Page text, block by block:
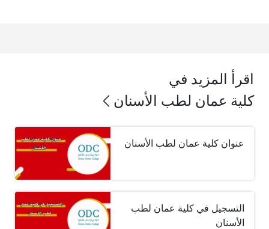
اقرأ المزيد في
كلية عمان لطب الأسنان
عنوان كلية عمان لطب الأسنان
التسجيل في كلية عمان لطب
الأسنان